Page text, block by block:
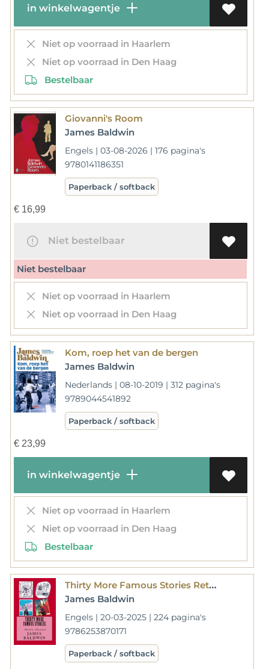
in winkelwagentje
Niet op voorraad in Haarlem
Niet op voorraad in Den Haag
Bestelbaar
Giovanni's Room
James Baldwin
Engels | 03-08-2026 | 176 pagina's
9780141186351
Paperback / softback
€16,99
Niet bestelbaar
Niet bestelbaar
Niet op voorraad in Haarlem
Niet op voorraad in Den Haag
Kom, roep het van de bergen
James Baldwin
Nederlands | 08-10-2019 | 312 pagina's
9789044541892
Paperback / softback
€23,99
in winkelwagentje
Niet op voorraad in Haarlem
Niet op voorraad in Den Haag
Bestelbaar
Thirty More Famous Stories Retold
James Baldwin
Engels | 20-03-2025 | 224 pagina's
9786253870171
Paperback / softback